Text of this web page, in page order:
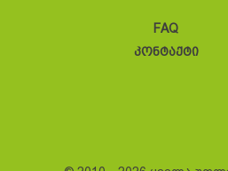
FAQ
კონტაქტი